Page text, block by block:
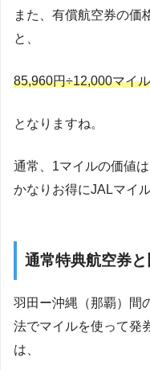
また、有償航空券の価
と、
85,960円÷12,000マイ
となりますね。
通常、1マイルの価値
かなりお得にJALマイ
通常特典航空券
羽田ー沖縄（那覇）間
法でマイルを使って発
は、